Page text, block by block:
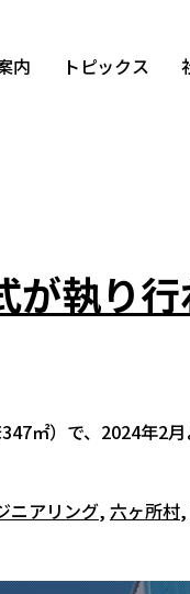
内 トピックス
執り行
㎡）で、2024年2
ニアリング, 六ヶ所村,